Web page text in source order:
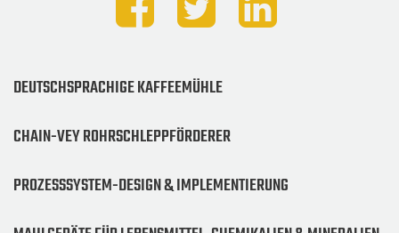
DEUTSCHSPRACHIGE KAFFEEMÜHLE
CHAIN-VEY ROHRSCHLEPPFÖRDERER
PROZESSSYSTEM-DESIGN & IMPLEMENTIERUNG